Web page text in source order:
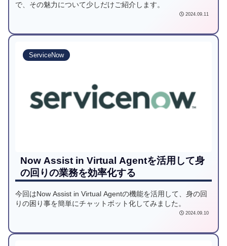
で、その魅力について少しだけご紹介します。
2024.09.11
ServiceNow
Now Assist in Virtual Agentを活用して身
の回りの業務を効率化する
今回はNow Assist in Virtual Agentの機能を活用して、身の回
りの困り事を簡単にチャットボット化してみました。
2024.09.10